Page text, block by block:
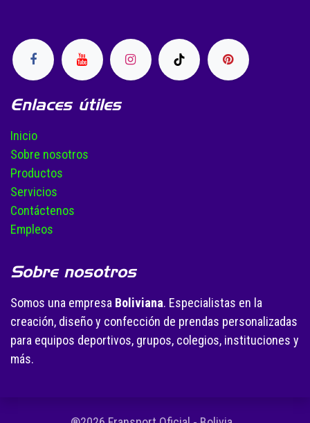
Enlaces útiles
Inicio
Sobre nosotros
Productos
Servicios
Contáctenos
Empleos
Sobre nosotros
Somos una empresa Boliviana. Especialistas en la
creación, diseño y confección de prendas personalizadas
para equipos deportivos, grupos, colegios, instituciones y
más.